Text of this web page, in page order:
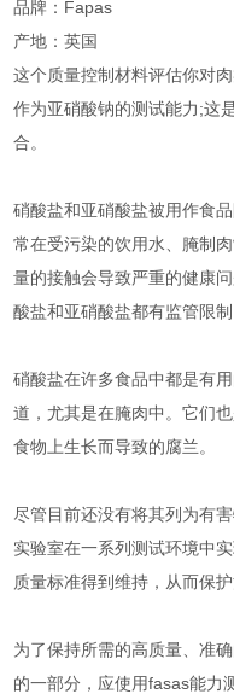
品牌：Fapas
产地：英国
这个质量控制材料评估你对
作为亚硝酸钠的测试能力;这
合。
硝酸盐和亚硝酸盐被用作食
常在受污染的饮用水、腌制
量的接触会导致严重的健康
酸盐和亚硝酸盐都有监管限制
硝酸盐在许多食品中都是有
道，尤其是在腌肉中。它们
食物上生长而导致的腐兰。
尽管目前还没有将其列为有
实验室在一系列测试环境中
质量标准得到维持，从而保护
为了保持所需的高质量、准
的一部分，应使用fasas能力